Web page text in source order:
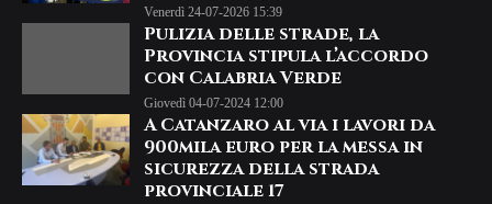
Venerdì 24-07-2026 15:39
Pulizia delle strade, la
Provincia stipula l’accordo
con Calabria Verde
Giovedì 04-07-2024 12:00
A Catanzaro al via i lavori da
900mila euro per la messa in
sicurezza della strada
provinciale 17